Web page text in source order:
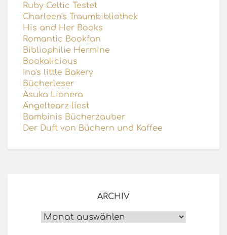
Ruby Celtic Testet
Charleen's Traumbibliothek
His and Her Books
Romantic Bookfan
Bibliophilie Hermine
Bookalicious
Ina's little Bakery
Bücherleser
Asuka Lionera
Angeltearz liest
Bambinis Bücherzauber
Der Duft von Büchern und Kaffee
ARCHIV
Archiv